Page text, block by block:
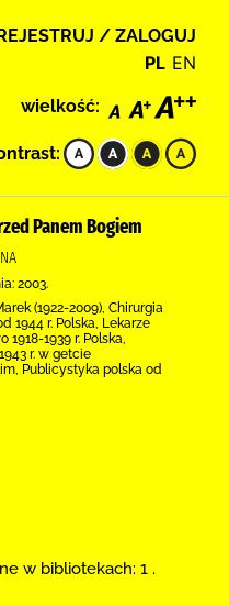
/ ZALOGUJ
PL EN
wielkość:
Panem Bogiem
2003.
(1922-2009), Chirurgia
1944 r. Polska, Lekarze
1918-1939 r. Polska,
r. w getcie
Publicystyka polska od
w bibliotekach: 1 .